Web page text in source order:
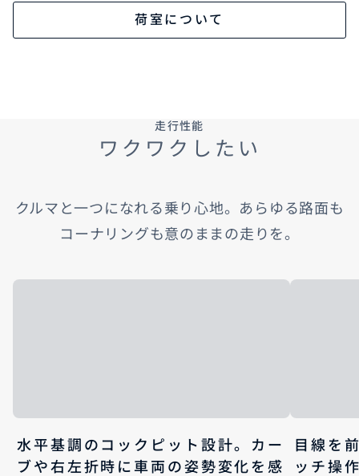
荷室について
走行性能
ワクワクしたい
クルマと一つになれる乗り心地。あらゆる路面も
コーナリングも意のままの走りを。
水平基調のコックピット設計。カー
ブや右左折時に車両の姿勢変化を感
目線を
ッチ操